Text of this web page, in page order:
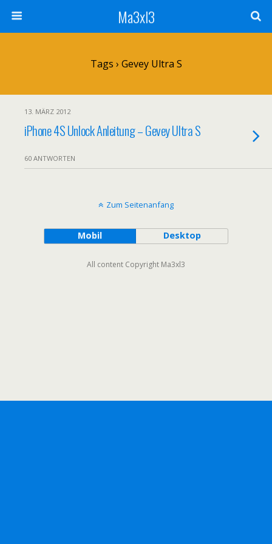
Ma3xl3
Tags › Gevey Ultra S
13. MÄRZ 2012
iPhone 4S Unlock Anleitung – Gevey Ultra S
60 ANTWORTEN
Zum Seitenanfang
Mobil Desktop
All content Copyright Ma3xl3